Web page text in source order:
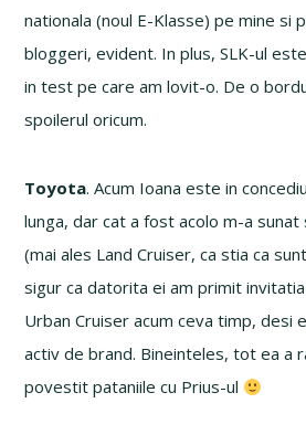
nationala (noul E-Klasse) pe mine si
bloggeri, evident. In plus, SLK-ul
in test pe care am lovit-o. De o
spoilerul oricum.
Toyota. Acum Ioana este in
lunga, dar cat a fost acolo m-a sunat
(mai ales Land Cruiser, ca stia ca
sigur ca datorita ei am primit
Urban Cruiser acum ceva timp, desi
activ de brand. Bineinteles, tot ea a
povestit pataniile cu Prius-ul